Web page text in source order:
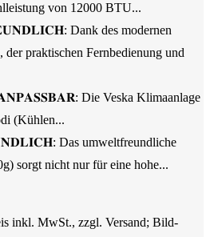
von 12000 BTU...
Dank des modernen
praktischen Fernbedienung und
Die Veska Klimaanlage
(Kühlen...
Das umweltfreundliche
sorgt nicht nur für eine hohe...
inkl. MwSt., zzgl. Versand; Bild-